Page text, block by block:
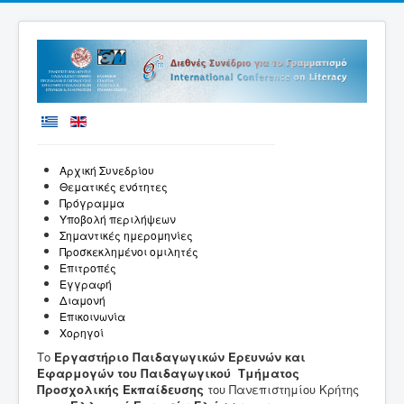
Αρχική Συνεδρίου
Θεματικές ενότητες
Πρόγραμμα
Υποβολή περιλήψεων
Σημαντικές ημερομηνίες
Προσκεκλημένοι ομιλητές
Επιτροπές
Εγγραφή
Διαμονή
Επικοινωνία
Χορηγοί
Το Εργαστήριο Παιδαγωγικών Ερευνών και
Εφαρμογών του Παιδαγωγικού Τμήματος
Προσχολικής Εκπαίδευσης του Πανεπιστημίου Κρήτης